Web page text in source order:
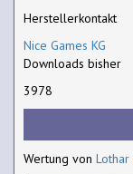
Herstellerkontakt
Nice Games KG
Downloads bisher
3978
Wertung von Lothar